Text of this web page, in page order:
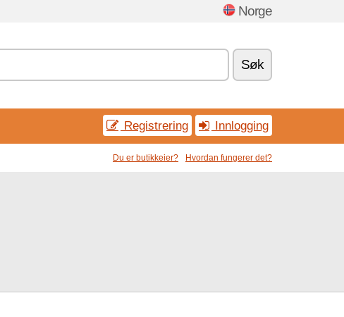
Norge
Søk
Registrering Innlogging
Du er butikkeier? Hvordan fungerer det?